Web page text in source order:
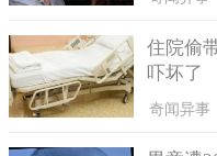
住院偷
吓坏了
奇闻异事